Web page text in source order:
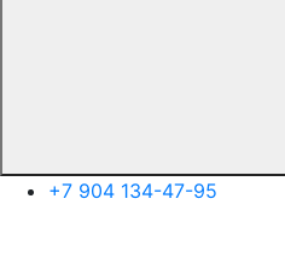
+7 904 134-47-95